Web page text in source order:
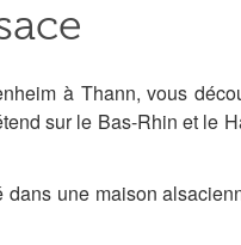
à Thann, vous
sur le Bas-Rhin et le
une maison